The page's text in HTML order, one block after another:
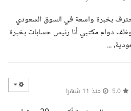
بخبرة واسعة في السوق السعودي
دوام مكتبي أنا رئيس حسابات بخبرة
منذ 11 شهرا